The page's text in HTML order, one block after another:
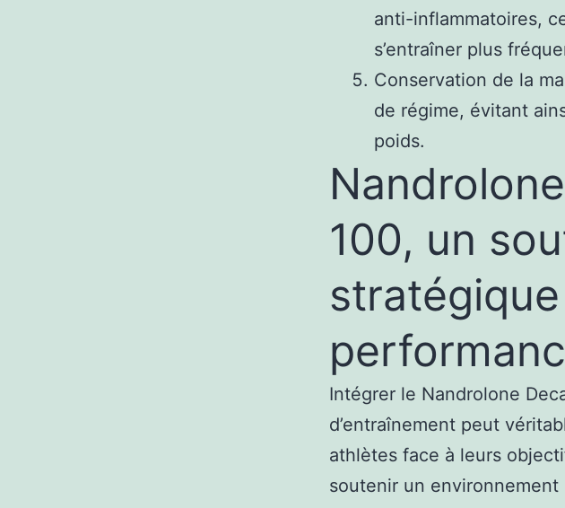
anti-inflammatoires,
s’entraîner plus
Conservation de la
de régime, évitant
poids.
100, un
Intégrer le Nandrolone
d’entraînement peut
athlètes face à leurs
soutenir un